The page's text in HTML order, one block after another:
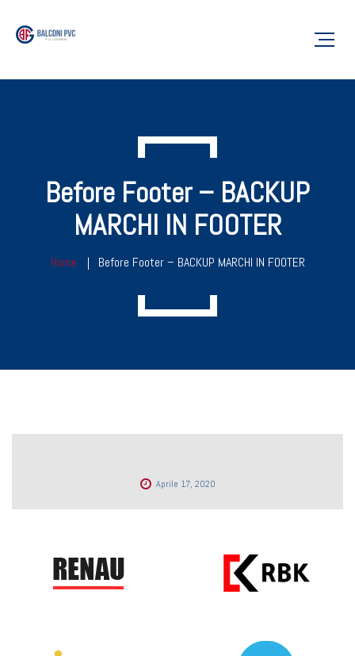
Before Footer – BACKUP
MARCHI IN FOOTER
Home Before Footer – BACKUP MARCHI IN FOOTER
Aprile 17, 2020